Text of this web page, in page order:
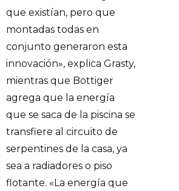
que existían, pero que
montadas todas en
conjunto generaron esta
innovación», explica Grasty,
mientras que Böttiger
agrega que la energía
que se saca de la piscina se
transfiere al circuito de
serpentines de la casa, ya
sea a radiadores o piso
flotante. «La energía que